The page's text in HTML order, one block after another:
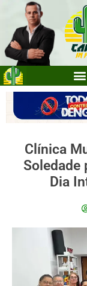
Clínica
Soledade
Dia